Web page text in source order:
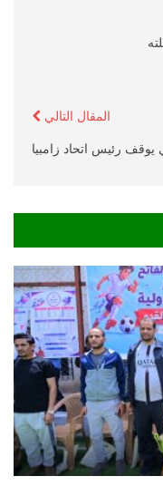
المقال التالي
يوقف رئيس اتحاد زامبيا